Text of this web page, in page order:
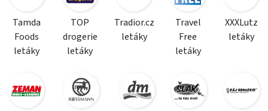
Tamda
Foods
letáky
TOP
drogerie
letáky
Tradior.cz
letáky
Travel
Free
letáky
XXXLutz
letáky